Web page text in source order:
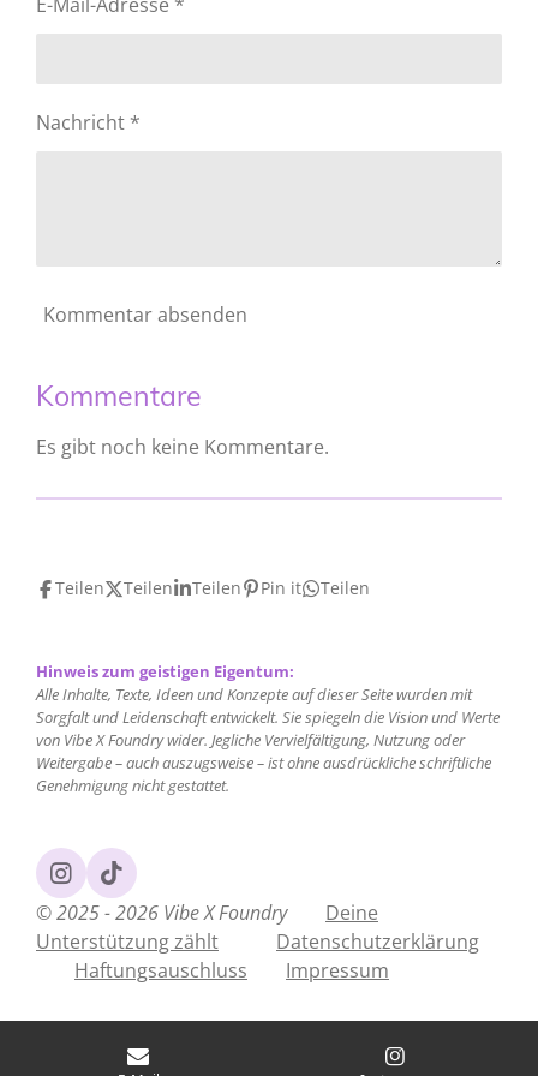
r
Nachricht *
Kommentar absenden
Kommentare
Es gibt noch keine Kommentare.
Teilen Teilen Teilen Pin it Teilen
Hinweis zum geistigen Eigentum:
Alle Inhalte, Texte, Ideen und Konzepte auf dieser Seite wurden mit
Sorgfalt und Leidenschaft entwickelt. Sie spiegeln die Vision und Werte
von Vibe X Foundry wider. Jegliche Vervielfältigung, Nutzung oder
Weitergabe – auch auszugsweise – ist ohne ausdrückliche schriftliche
Genehmigung nicht gestattet.
I
n
s
t
r
T
i
k
T
o
© 2025 - 2026 Vibe X Foundry
Deine
Unterstützung zählt
Datenschutzerklärung
Haftungsauschluss
Impressum